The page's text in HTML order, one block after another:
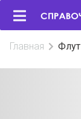
Главная